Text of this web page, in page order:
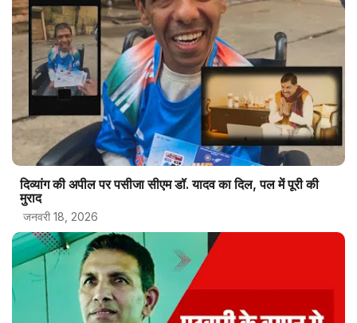
दिव्यांग की अपील पर पसीजा सीएम डॉ. यादव का दिल, पल में पूरी की
मुराद
जनवरी 18, 2026